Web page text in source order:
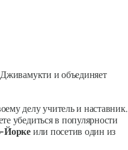
и объединяет
делу учитель и наставник.
убедиться в популярности
Йорке или посетив один из